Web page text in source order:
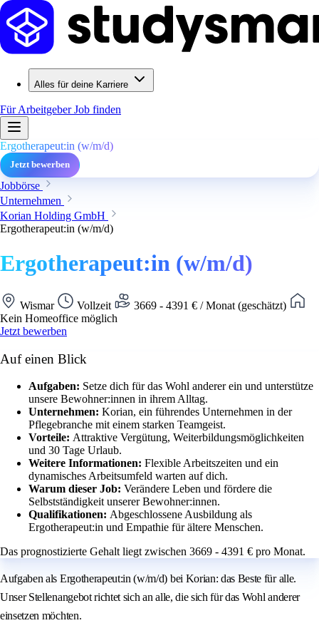
Alles für deine Karriere
Für ArbeitgeberJob finden
Ergotherapeut:in (w/m/d)
Jetzt bewerben
Jobbörse
Unternehmen
Korian Holding GmbH
Ergotherapeut:in (w/m/d)
Ergotherapeut:in (w/m/d)
Wismar Vollzeit
3669 - 4391 € / Monat (geschätzt)
Kein Homeoffice möglich
Jetzt bewerben
Auf einen Blick
Aufgaben: Setze dich für das Wohl anderer ein und unterstütze
unsere Bewohner:innen in ihrem Alltag.
Unternehmen: Korian, ein führendes Unternehmen in der
Pflegebranche mit einem starken Teamgeist.
Vorteile: Attraktive Vergütung, Weiterbildungsmöglichkeiten
und 30 Tage Urlaub.
Weitere Informationen: Flexible Arbeitszeiten und ein
dynamisches Arbeitsumfeld warten auf dich.
Warum dieser Job: Verändere Leben und fördere die
Selbstständigkeit unserer Bewohner:innen.
Qualifikationen: Abgeschlossene Ausbildung als
Ergotherapeut:in und Empathie für ältere Menschen.
Das prognostizierte Gehalt liegt zwischen 3669 - 4391 € pro Monat.
Aufgaben als Ergotherapeut:in (w/m/d) bei Korian: das Beste für alle.
Unser Stellenangebot richtet sich an alle, die sich für das Wohl anderer
einsetzen möchten.